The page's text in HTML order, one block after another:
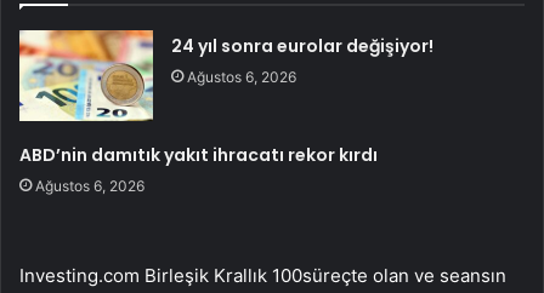
24 yıl sonra eurolar değişiyor!
Ağustos 6, 2026
ABD’nin damıtık yakıt ihracatı rekor kırdı
Ağustos 6, 2026
Investing.com Birleşik Krallık 100süreçte olan ve seansın